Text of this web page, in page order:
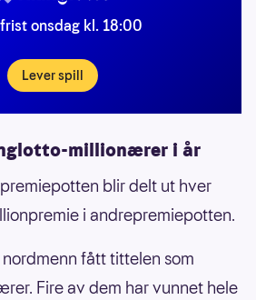
onsdag kl. 18:00
Lever spill
millionærer i år
blir delt ut hver
i andrepremiepotten.
nordmenn fått tittelen som
Fire av dem har vunnet hele